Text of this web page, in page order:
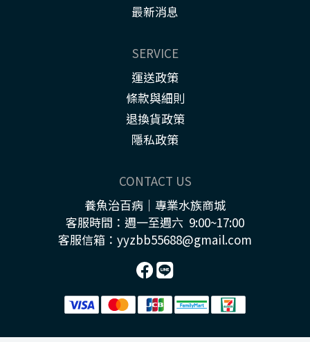
最新消息
SERVICE
運送政策
條款與細則
退換貨政策
隱私政策
CONTACT US
養魚治百病｜專業水族商城
客服時間：週一至週六 9:00~17:00
客服信箱：yyzbb55688@gmail.com